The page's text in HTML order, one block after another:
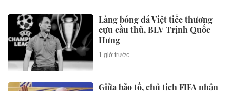
Làng bóng đá Việt tiếc thương
cựu cầu thủ, BLV Trịnh Quốc
Hưng
1 giờ trước
Giữa bão tố, chủ tịch FIFA nhận